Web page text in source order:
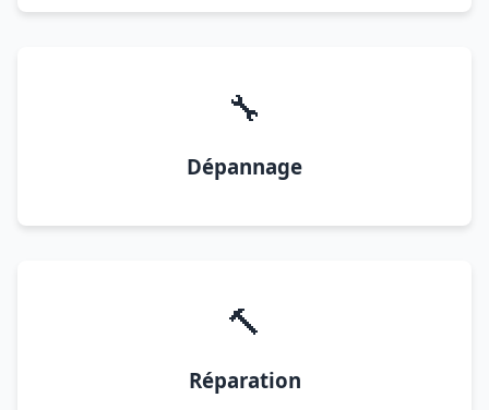
🔧
Dépannage
🔨
Réparation